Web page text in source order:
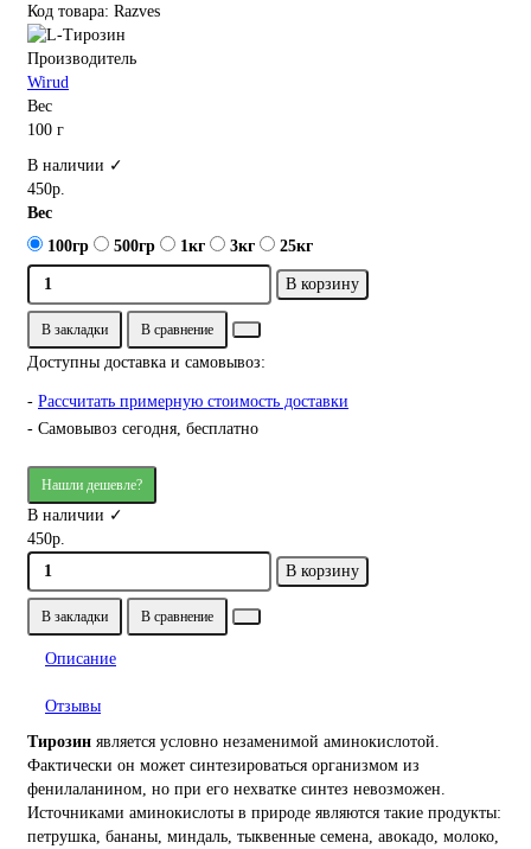
Код товара: Razves
Производитель
Wirud
Вес
100 г
В наличии ✓
450р.
Вес
100гр
500гр 1кг 3кг 25кг
В корзину
В закладки В сравнение
Доступны доставка и самовывоз:
- Рассчитать примерную стоимость доставки
- Самовывоз сегодня, бесплатно
Нашли дешевле?
В наличии ✓
450р.
В корзину
В закладки В сравнение
Описание
Отзывы
Тирозин является условно незаменимой аминокислотой.
Фактически он может синтезироваться организмом из
фенилаланином, но при его нехватке синтез невозможен.
Источниками аминокислоты в природе являются такие продукты:
петрушка, бананы, миндаль, тыквенные семена, авокадо, молоко,